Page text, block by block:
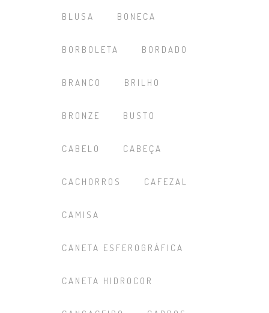
BLUSA BONECA
BORBOLETA BORDADO
BRANCO BRILHO
BRONZE BUSTO
CABELO CABEÇA
CACHORROS CAFEZAL
CAMISA
CANETA ESFEROGRÁFICA
CANETA HIDROCOR